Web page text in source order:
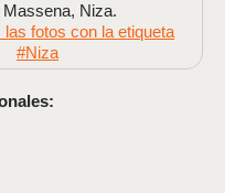
Massena, Niza.
fotos con la etiqueta
#Niza